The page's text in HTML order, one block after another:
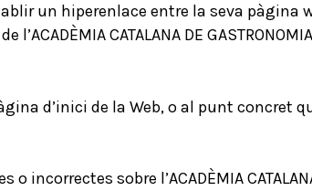
un hiperenlace entre la seva pàgina
CATALANA DE
d’inici de la Web, o al punt concret que
sobre l’ACADÈMIA CATALANA